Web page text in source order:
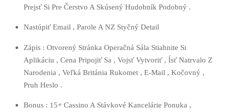
Prejsť Si Pre Čerstvo A Skúsený Hudobník Podobný .
Nastúpiť Email , Parole A NZ Styčný Detail
Zápis : Otvorený Stránka Operačná Sála Stiahnite Si
Aplikáciu , Cena Pripojiť Sa , Vojsť Vytvoriť , Ísť Natrvalo Z
Narodenia , Veľká Británia Rukomet , E-Mail , Kočovný ,
Pruh Heslo .
Bonus : 15+ Cassino A Stávkové Kancelárie Ponuka ,